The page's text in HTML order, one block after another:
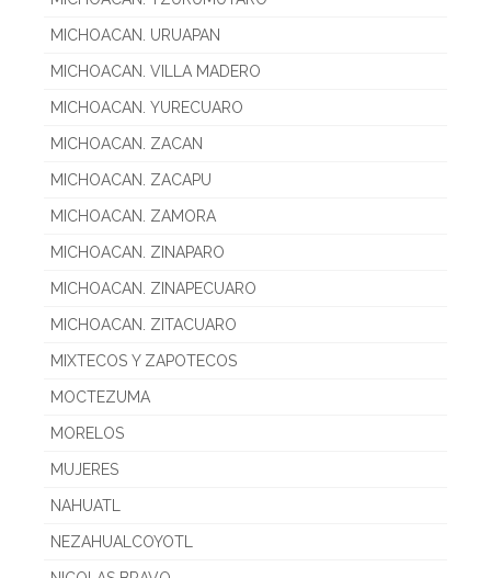
MICHOACAN. URUAPAN
MICHOACAN. VILLA MADERO
MICHOACAN. YURECUARO
MICHOACAN. ZACAN
MICHOACAN. ZACAPU
MICHOACAN. ZAMORA
MICHOACAN. ZINAPARO
MICHOACAN. ZINAPECUARO
MICHOACAN. ZITACUARO
MIXTECOS Y ZAPOTECOS
MOCTEZUMA
MORELOS
MUJERES
NAHUATL
NEZAHUALCOYOTL